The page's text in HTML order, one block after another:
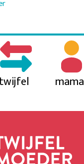
twijfel mama